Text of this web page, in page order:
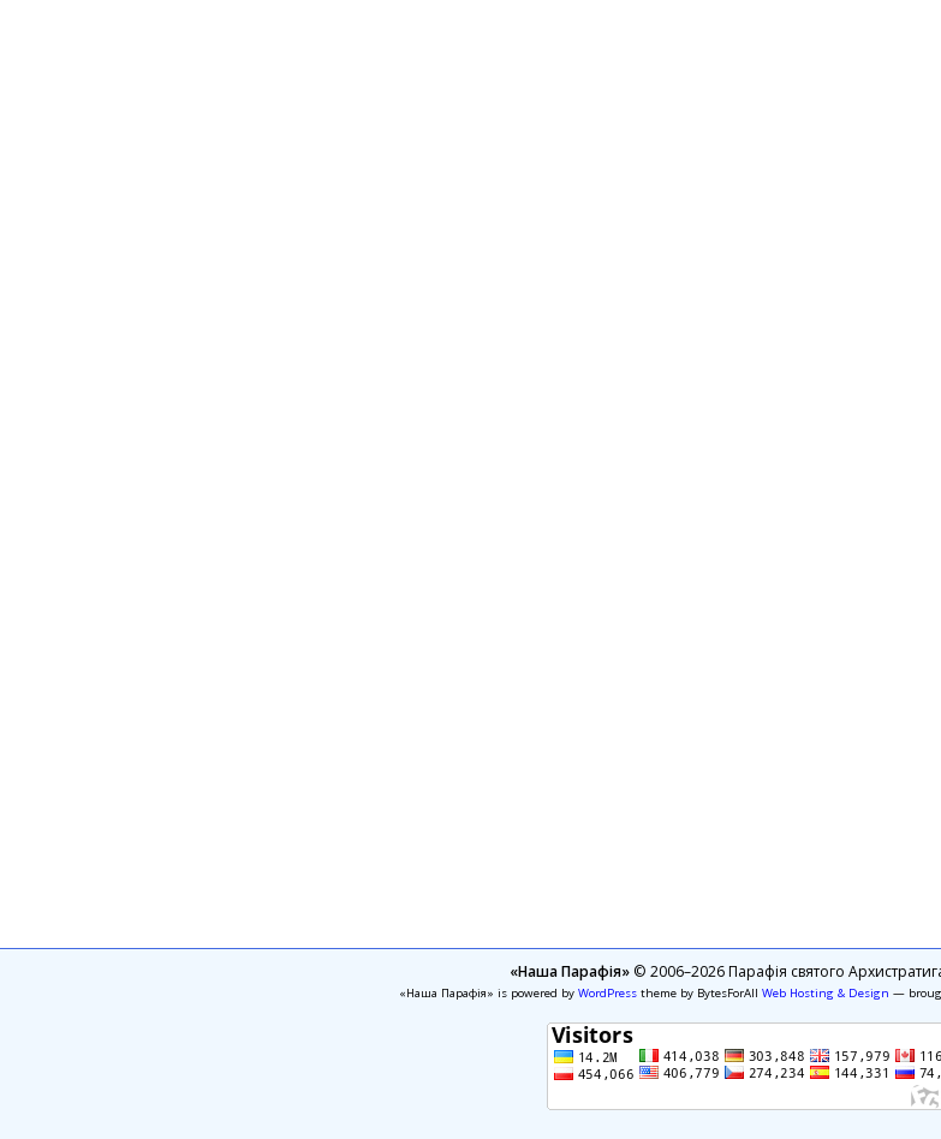
«Наша Парафія»© 2006–2026 Парафія святого
«Наша Парафія» is powered by WordPresstheme by BytesForAll Web Hosting & Design —